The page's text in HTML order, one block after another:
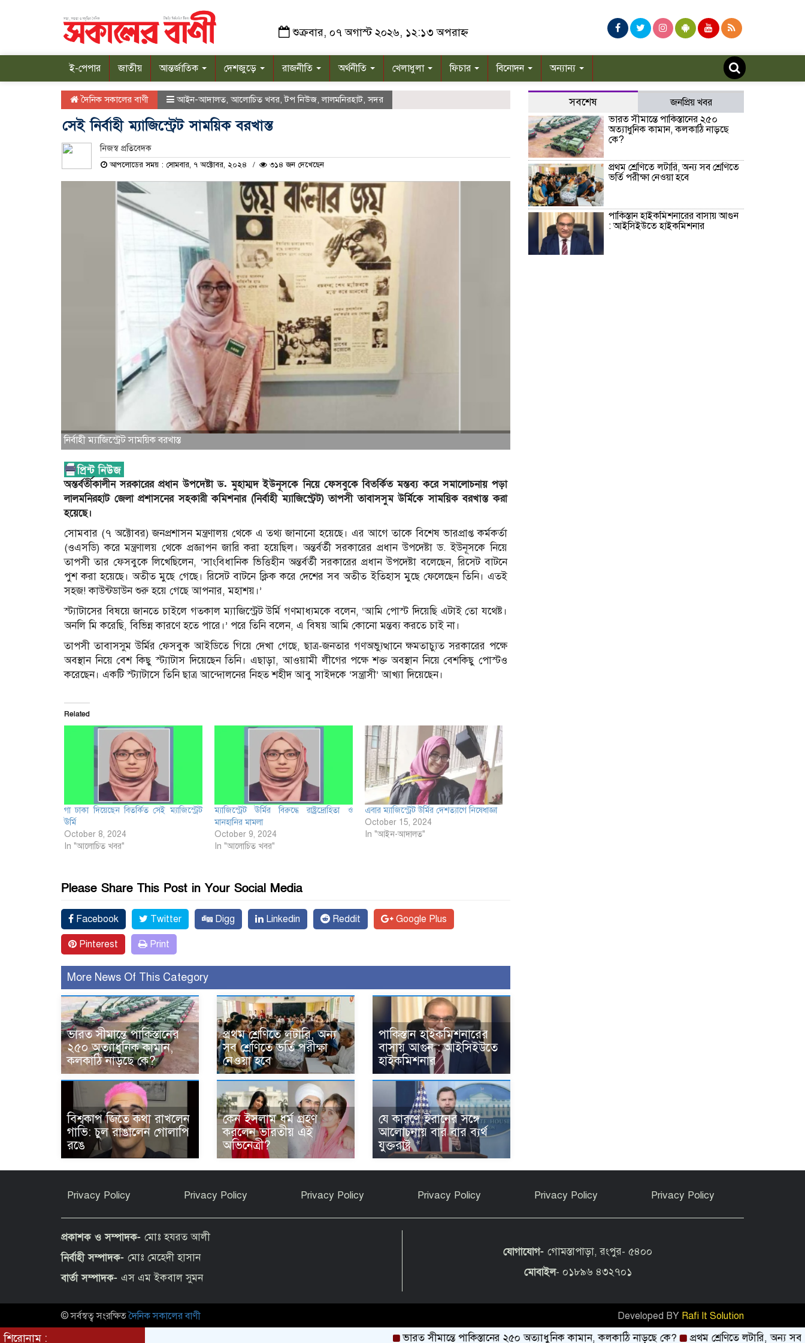
শুক্রবার, ০৭ অগাস্ট ২০২৬, ১২:১৩ অপরাহ্ন
ই-পেপার জাতীয় আন্তর্জাতিক দেশজুড়ে রাজনীতি অর্থনীতি খেলাধুলা ফিচার বিনোদন অন্যান্য
দৈনিক সকালের বাণী আইন-আদালত আলোচিত খবর ,টপ নিউজ ,লালমনিরহাট ,সদর
সেই নির্বাহী ম্যাজিস্ট্রেট সাময়িক বরখাস্ত
নিজস্ব প্রতিবেদক
আপলোডের সময় : সোমবার, ৭ অক্টোবর, ২০২৪ ৩১৪ জন দেখেছেন
নির্বাহী ম্যাজিস্ট্রেট সাময়িক বরখাস্ত
অন্তর্বর্তীকালীন সরকারের প্রধান উপদেষ্টা ড. মুহাম্মদ ইউনূসকে নিয়ে ফেসবুকে বিতর্কিত মন্তব্য করে সমালোচনায় পড়া
লালমনিরহাট জেলা প্রশাসনের সহকারী কমিশনার (নির্বাহী ম্যাজিস্ট্রেট) তাপসী তাবাসসুম উর্মিকে সাময়িক বরখাস্ত করা
হয়েছে।
সোমবার (৭ অক্টোবর) জনপ্রশাসন মন্ত্রণালয় থেকে এ তথ্য জানানো হয়েছে। এর আগে তাকে বিশেষ ভারপ্রাপ্ত কর্মকর্তা
(ওএসডি) করে মন্ত্রণালয় থেকে প্রজ্ঞাপন জারি করা হয়েছিল। অন্তর্বর্তী সরকারের প্রধান উপদেষ্টা ড. ইউনূসকে নিয়ে
তাপসী তার ফেসবুকে লিখেছিলেন, ‘সাংবিধানিক ভিত্তিহীন অন্তর্বর্তী সরকারের প্রধান উপদেষ্টা বলেছেন, রিসেট বাটনে
পুশ করা হয়েছে। অতীত মুছে গেছে। রিসেট বাটনে ক্লিক করে দেশের সব অতীত ইতিহাস মুছে ফেলেছেন তিনি। এতই
সহজ! কাউন্টডাউন শুরু হয়ে গেছে আপনার, মহাশয়।’
স্ট্যাটাসের বিষয়ে জানতে চাইলে গতকাল ম্যাজিস্ট্রেট উর্মি গণমাধ্যমকে বলেন, ‘আমি পোস্ট দিয়েছি এটাই তো যথেষ্ট।
অনলি মি করেছি, বিভিন্ন কারণে হতে পারে।’ পরে তিনি বলেন, এ বিষয় আমি কোনো মন্তব্য করতে চাই না।
তাপসী তাবাসসুম উর্মির ফেসবুক আইডিতে গিয়ে দেখা গেছে, ছাত্র-জনতার গণঅভ্যুত্থানে ক্ষমতাচ্যুত সরকারের পক্ষে
অবস্থান নিয়ে বেশ কিছু স্ট্যাটাস দিয়েছেন তিনি। এছাড়া, আওয়ামী লীগের পক্ষে শক্ত অবস্থান নিয়ে বেশকিছু পোস্টও
করেছেন। একটি স্ট্যাটাসে তিনি ছাত্র আন্দোলনের নিহত শহীদ আবু সাইদকে ‘সন্ত্রাসী’ আখ্যা দিয়েছেন।
Related
গা ঢাকা দিয়েছেন বিতর্কিত সেই ম্যাজিস্ট্রেট
ঊর্মি
October 8, 2024
In "আলোচিত খবর"
ম্যাজিস্ট্রেট ঊর্মির বিরুদ্ধে রাষ্ট্রদ্রোহিতা ও
মানহানির মামলা
October 9, 2024
In "আলোচিত খবর"
এবার ম্যাজিস্ট্রেট উর্মির দেশত্যাগে নিষেধাজ্ঞা
October 15, 2024
In "আইন-আদালত"
Please Share This Post in Your Social Media
Facebook Twitter Digg Linkedin Reddit Google Plus
Pinterest Print
More News Of This Category
ভারত সীমান্তে পাকিস্তানের
২৫০ অত্যাধুনিক কামান,
কলকাঠি নাড়ছে কে?
প্রথম শ্রেণিতে লটারি, অন্য
সব শ্রেণিতে ভর্তি পরীক্ষা
নেওয়া হবে
পাকিস্তান হাইকমিশনারের
বাসায় আগুন : আইসিইউতে
হাইকমিশনার
বিশ্বকাপ জিতে কথা রাখলেন
গাভি: চুল রাঙালেন গোলাপি
রঙে
কেন ইসলাম ধর্ম গ্রহণ
করলেন ভারতীয় এই
অভিনেত্রী?
যে কারণে ইরানের সঙ্গে
আলোচনায় বার বার ব্যর্থ
যুক্তরাষ্ট্র
সবশেষ
জনপ্রিয় খবর
ভারত সীমান্তে পাকিস্তানের ২৫০
অত্যাধুনিক কামান, কলকাঠি নাড়ছে
কে?
প্রথম শ্রেণিতে লটারি, অন্য সব শ্রেণিতে
ভর্তি পরীক্ষা নেওয়া হবে
পাকিস্তান হাইকমিশনারের বাসায় আগুন
: আইসিইউতে হাইকমিশনার
Privacy Policy Privacy Policy Privacy Policy Privacy Policy Privacy Policy Privacy Policy
প্রকাশক ও সম্পাদক- মোঃ হযরত আলী
নির্বাহী সম্পাদক- মোঃ মেহেদী হাসান
বার্তা সম্পাদক- এস এম ইকবাল সুমন
যোগাযোগ- গোমস্তাপাড়া, রংপুর- ৫৪০০
মোবাইল- ০১৮৯৬ ৪৩২৭০১
শিরোনাম : ভারত সীমান্তে পাকিস্তানের ২৫০ অত্যাধুনিক কামান, কলকাঠি নাড়ছে কে? প্রথম শ্রেণিতে লটারি, অন্য সব
© সর্বস্বত্ব সংরক্ষিতদৈনিক সকালের বাণী Developed BY Rafi It Solution